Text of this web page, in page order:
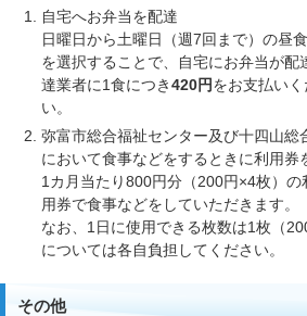
自宅へお弁当を配達
日曜日から土曜日（週7回まで）の昼
を選択することで、自宅にお弁当が配
達業者に1食につき 420円 をお支払いく
い
弥富市総合福祉センター及び十四山総
において食事などをするときに利用券
1カ月当たり800円分（200円×4枚）の
用券で食事などをしていただきます。
なお、1日に使用できる枚数は1枚（
については各自負担してください。
その他